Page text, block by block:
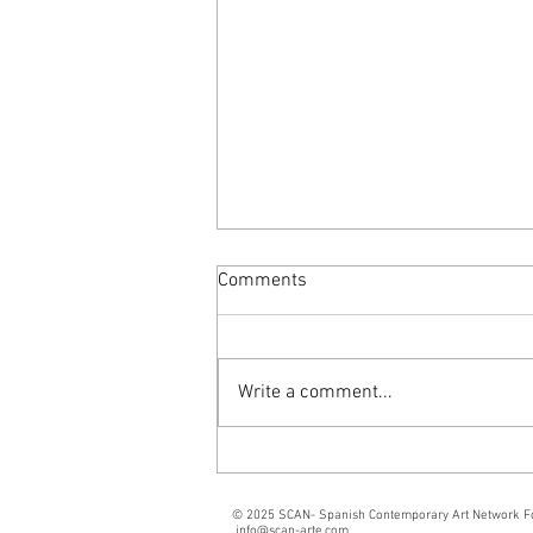
Comments
Write a comment...
© 2025 SCAN- Spanish Contemporary Art Network